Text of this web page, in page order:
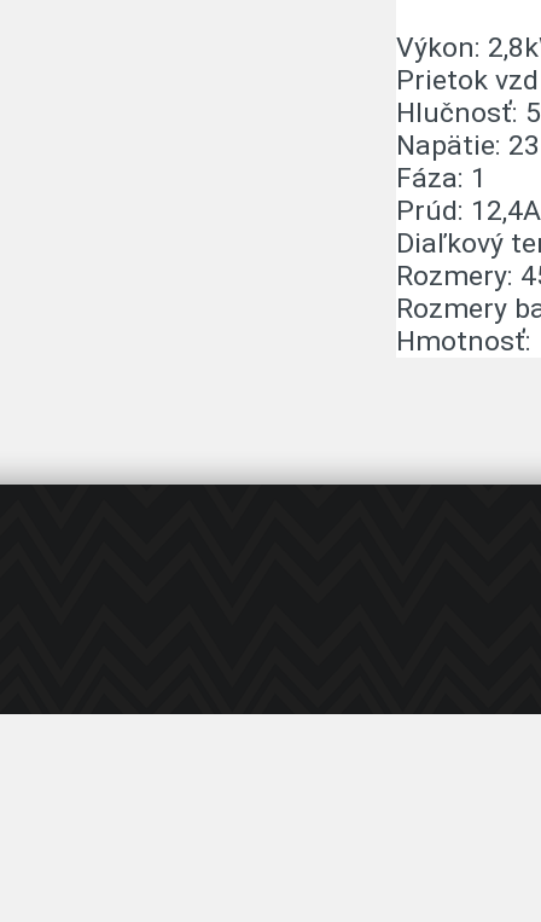
Výkon:
Prietok
Hlučnosť:
Napätie:
Fáza: 1
Prúd: 12,4A
Diaľkový
Rozmery:
Rozmery
Hmotnosť: